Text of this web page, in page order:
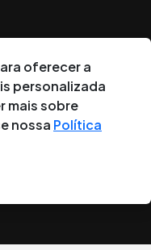
Ltda ® - Todos os
oferecer a
personalizada
mais sobre
nossa Política